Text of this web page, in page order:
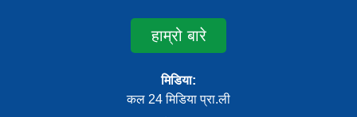
हाम्रो बारे
मिडिया:
कल 24 मिडिया प्रा.ली